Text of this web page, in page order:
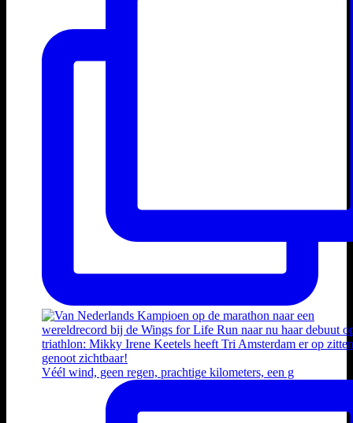
Véél wind, geen regen, prachtige kilometers, een g